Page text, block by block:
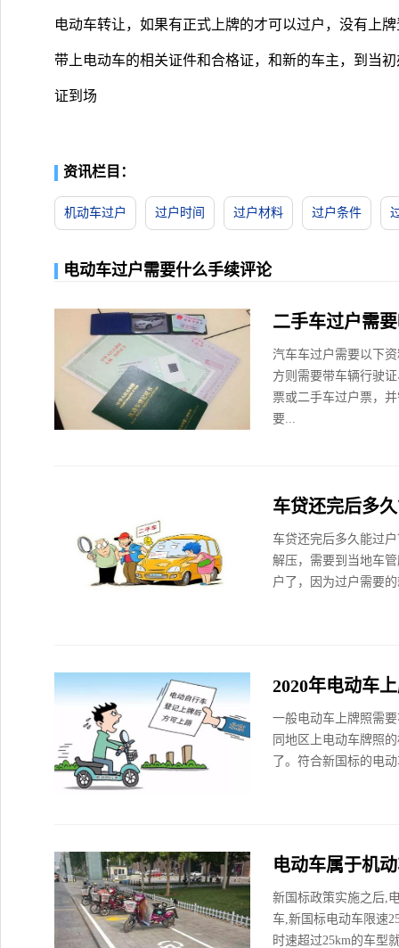
电动车转让，如果有正式上牌的才可以过户，没有上
带上电动车的相关证件和合格证，和新的车主，到当
证到场
资讯栏目：
机动车过户 过户时间 过户材料 过户条件
电动车过户需要什么手续评论
二手车过户需
汽车车过户需要以下
方则需要带车辆行驶
票或二手车过户票，
要...
车贷还完后多
车贷还完后多久能过
解压，需要到当地车
户了，因为过户需要
2020年电动车
一般电动车上牌照需
同地区上电动车牌照
了。符合新国标的电
电动车属于机
新国标政策实施之后,
车,新国标电动车限速
时速超过25km的车型